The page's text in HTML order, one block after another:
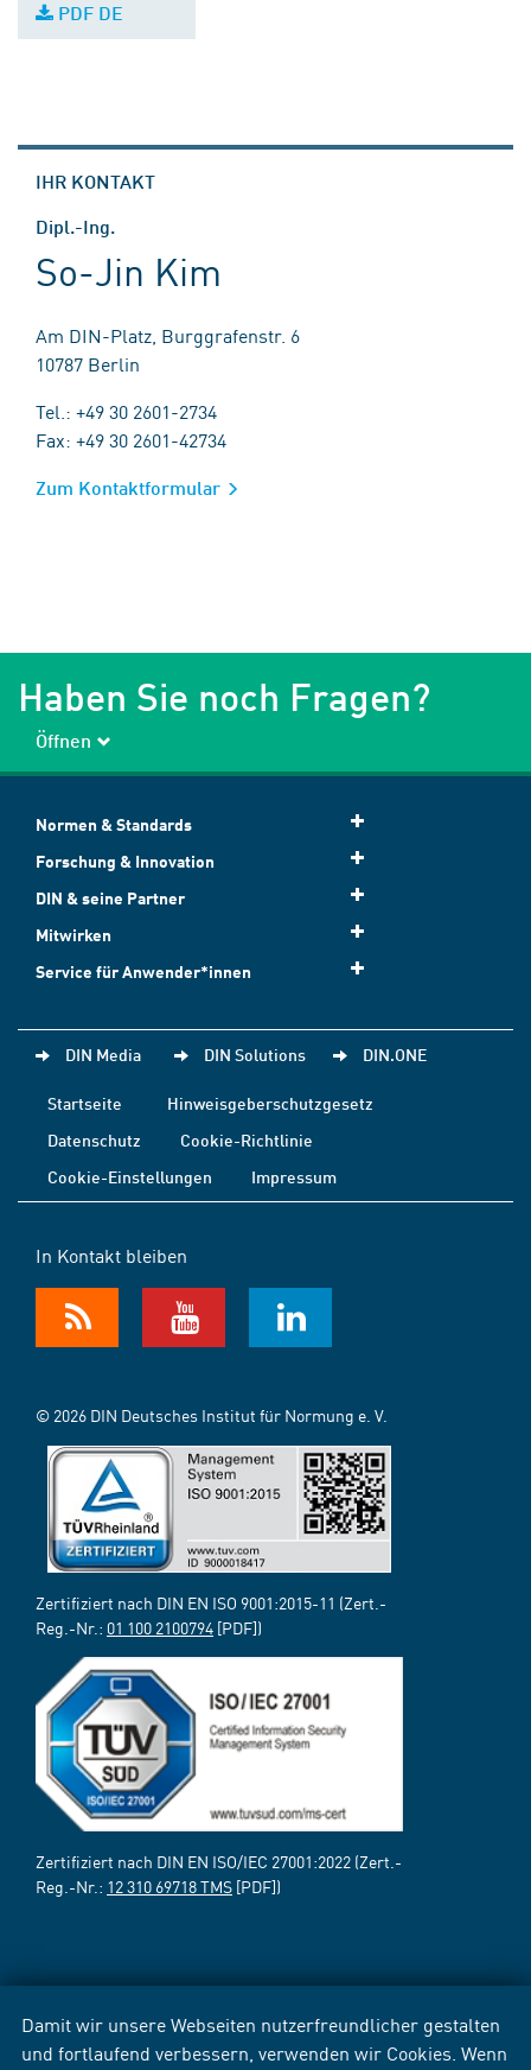
Damit wir unsere Webseiten nutzerfreundlicher gestalten
und fortlaufend verbessern, verwenden wir Cookies. Wenn
PDF DE
IHR KONTAKT
Dipl.-Ing.
So-Jin Kim
Am DIN-Platz, Burggrafenstr. 6
10787 Berlin
Tel.: +49 30 2601-2734
Fax: +49 30 2601-42734
Zum Kontaktformular
Haben Sie noch Fragen?
Öffnen
Normen & Standards
Forschung & Innovation
DIN & seine Partner
Mitwirken
Service für Anwender*innen
DIN Media DIN Solutions DIN.ONE
Startseite
Hinweisgeberschutzgesetz
Datenschutz
Cookie-Richtlinie
Cookie-Einstellungen
Impressum
In Kontakt bleiben
© 2026 DIN Deutsches Institut für Normung e. V.
Zertifiziert nach DIN EN ISO 9001:2015-11 (Zert.-
Reg.-Nr.: 01 100 2100794 [PDF])
Zertifiziert nach DIN EN ISO/IEC 27001:2022 (Zert.-
Reg.-Nr.: 12 310 69718 TMS [PDF])